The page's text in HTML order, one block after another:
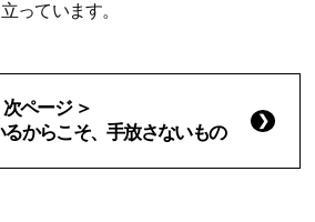
っています。
次ページ ＞
からこそ、手放さないもの